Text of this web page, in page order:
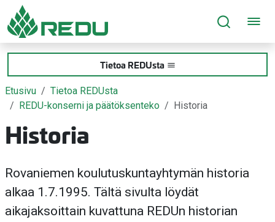
Siirry sivusisältöön
Tietoa REDUsta
Etusivu
Tietoa REDUsta
REDU-konserni ja päätöksenteko
Historia
Historia
Rovaniemen koulutuskuntayhtymän historia
alkaa 1.7.1995. Tältä sivulta löydät
aikajaksoittain kuvattuna REDUn historian